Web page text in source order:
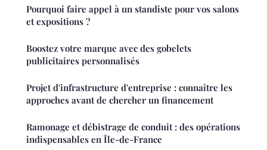
Pourquoi faire appel à un standiste pour vos salons
et expositions ?
Boostez votre marque avec des gobelets
publicitaires personnalisés
Projet d'infrastructure d'entreprise : connaître les
approches avant de chercher un financement
Ramonage et débistrage de conduit : des opérations
indispensables en Île-de-France